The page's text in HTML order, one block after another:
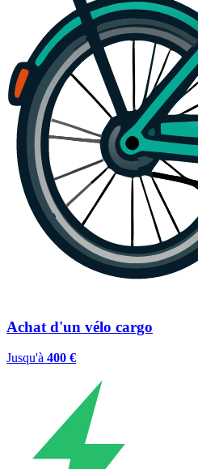
Achat d'un vélo cargo
Jusqu'à 400 €